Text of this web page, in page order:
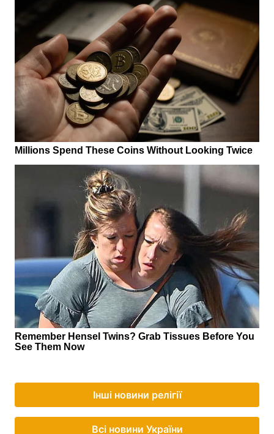
Інші новини релігії
Всі новини України